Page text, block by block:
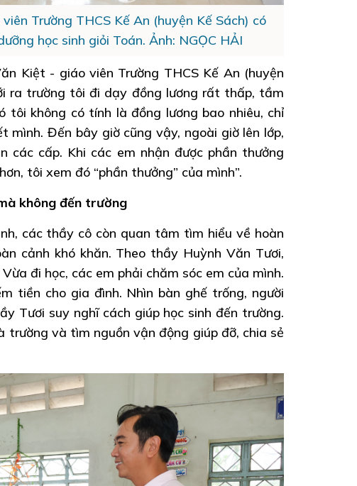
Trường THCS Kế An (huyện Kế Sách) có
học sinh giỏi Toán. Ảnh: NGỌC HẢI
Kiệt - giáo viên Trường THCS Kế An (huyện
ra trường tôi đi dạy đồng lương rất thấp, tầm
không có tính là đồng lương bao nhiêu, chỉ
Đến bây giờ cũng vậy, ngoài giờ lên lớp,
các cấp. Khi các em nhận được phần thưởng
tôi xem đó “phần thưởng” của mình”.
không đến trường
các thầy cô còn quan tâm tìm hiểu về hoàn
cảnh khó khăn. Theo thầy Huỳnh Văn Tươi,
đi học, các em phải chăm sóc em của mình.
tiền cho gia đình. Nhìn bàn ghế trống, người
Tươi suy nghĩ cách giúp học sinh đến trường.
trường và tìm nguồn vận động giúp đỡ, chia sẻ